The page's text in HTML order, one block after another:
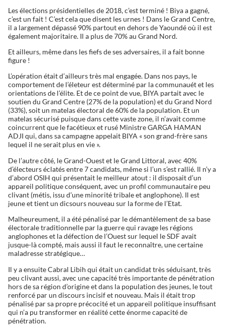
Les élections présidentielles de 2018, c’est terminé ! Biya a gagné,
c’est un fait ! C’est cela que disent les urnes ! Dans le Grand Centre,
il a largement dépassé 90% partout en dehors de Yaoundé où il est
également majoritaire. Il a plus de 70% au Grand Nord.
Et ailleurs, même dans les fiefs de ses adversaires, il a fait bonne
figure !
L’opération était d’ailleurs très mal engagée. Dans nos pays, le
comportement de l’életeur est déterminé par la communauét et les
orientations de l’élite. Et de ce point de vue, BIYA partait avec le
soutien du Grand Centre (27% de la population) et du Grand Nord
(33%), soit un matelas électoral de 60% de la population. Et un
matelas sécurisé puisque dans cette vaste zone, il n’avait comme
coincurrent que le facétieux et rusé Ministre GARGA HAMAN
ADJI qui, dans sa campagne appelait BIYA « son grand-frère sans
lequel il ne serait plus en vie ».
De l’autre côté, le Grand-Ouest et le Grand Littoral, avec 40%
d’électeurs éclatés entre 7 candidats, même si l’un s’est rallié. Il n’y a
d’abord OSIH qui présentait le meilleur atout : il disposait d’un
appareil politique conséquent, avec un profil communautaire peu
clivant (métis, issu d’une minorité tribale et anglophone). Il est
jeune et tient un dicsours nouveau sur la forme de l’Etat.
Malheureument, il a été pénalisé par le démantèlement de sa base
électorale traditionnelle par la guerre qui ravage les régions
anglophones et la défection de l’Ouest sur lequel le SDF avait
jusque-là compté, mais aussi il faut le reconnaître, une certaine
maladresse stratégique…
Il y a ensuite Cabral Libih qui était un candidat très séduisant, très
peu clivant aussi, avec une capacité très importante de pénétration
hors de sa région d’origine et dans la population des jeunes, le tout
renforcé par un discours incisif et nouveau. Mais il était trop
pénalisé par sa propre précocité et un appareil politique insuffisant
qui n’a pu transformer en réalité cette énorme capacité de
pénétration.